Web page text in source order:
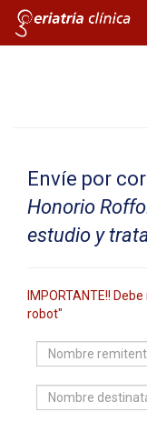
Envíe por
Honorio
estudio y
IMPORTANTE!!
robot"